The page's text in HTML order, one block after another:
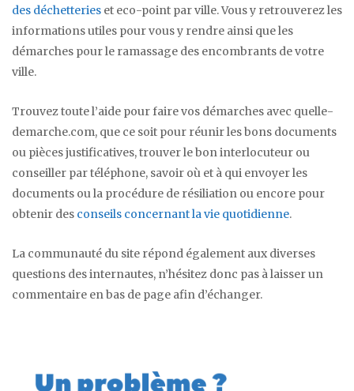
des déchetteries et eco-point par ville. Vous y retrouverez les
informations utiles pour vous y rendre ainsi que les
démarches pour le ramassage des encombrants de votre
ville.
Trouvez toute l’aide pour faire vos démarches avec quelle-
demarche.com, que ce soit pour réunir les bons documents
ou pièces justificatives, trouver le bon interlocuteur ou
conseiller par téléphone, savoir où et à qui envoyer les
documents ou la procédure de résiliation ou encore pour
obtenir des conseils concernant la vie quotidienne.
La communauté du site répond également aux diverses
questions des internautes, n’hésitez donc pas à laisser un
commentaire en bas de page afin d’échanger.